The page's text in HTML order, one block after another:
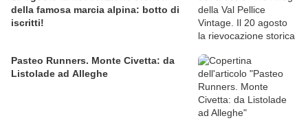
della famosa marcia alpina: botto di
iscritti!
Pasteo Runners. Monte Civetta: da
Listolade ad Alleghe